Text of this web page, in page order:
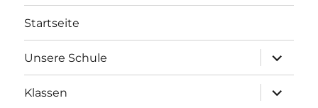
Startseite
Unsere Schule
öffnen
Klassen
öffnen